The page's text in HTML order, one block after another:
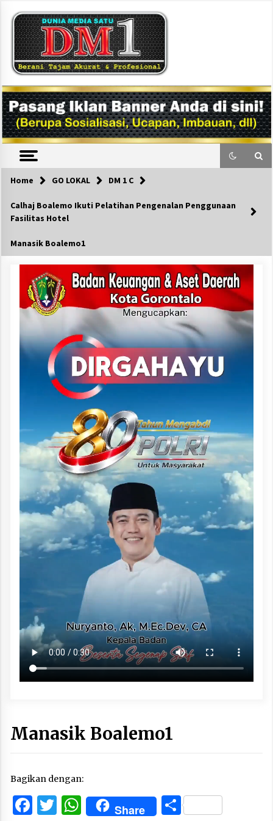
content
DM1
Home GO LOKAL DM 1 C
Calhaj Boalemo Ikuti Pelatihan Pengenalan Penggunaan
Fasilitas Hotel
Manasik Boalemo1
Manasik Boalemo1
Bagikan dengan:
Facebook
Twitter
WhatsApp
Share Share